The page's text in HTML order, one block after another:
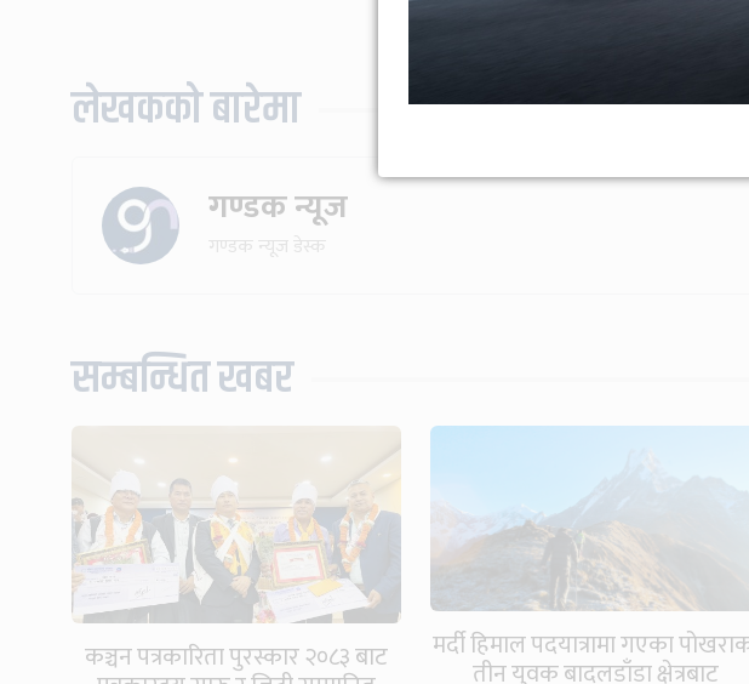
लेखकको बारेमा
गण्डक न्यूज
गण्डक न्यूज डेस्क
सम्बन्धित खबर
कञ्चन पत्रकारिता पुरस्कार २०८३ बाट मर्दी हिमाल पदयात्रामा गएका
तीन युवक बादलडाँडा क्षेत्रबाट